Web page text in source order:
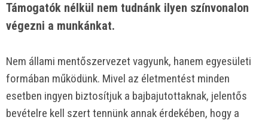
Támogatók nélkül nem tudnánk ilyen színvonalon
végezni a munkánkat.
Nem állami mentőszervezet vagyunk, hanem egyesületi
formában működünk. Mivel az életmentést minden
esetben ingyen biztosítjuk a bajbajutottaknak, jelentős
bevételre kell szert tennünk annak érdekében, hogy a